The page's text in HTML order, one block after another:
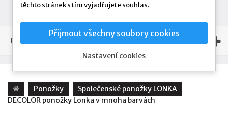
NAŠE NABÍDKA
Ponožky
Společenské ponožky LONKA
DECOLOR ponožky Lonka v mnoha barvách
těchto stránek s tím vyjadřujete souhlas.
Přijmout všechny soubory cookies
Nastavení cookies